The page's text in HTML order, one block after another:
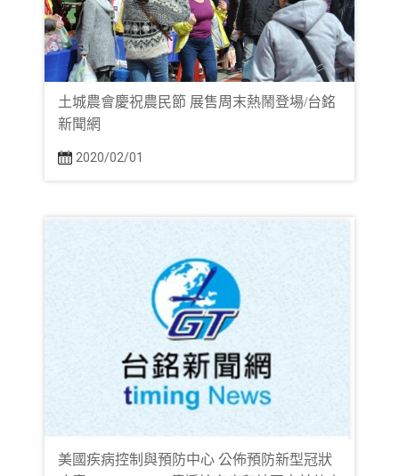
土城農會慶祝農民節 展售周末熱鬧登場/台銘
新聞網
2020/02/01
美國疾病控制與預防中心 公佈預防新型冠狀